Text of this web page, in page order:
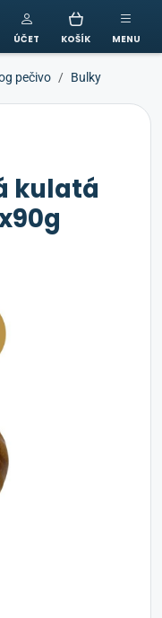
ÚČET KOŠÍK MENU
pečivo Bulky
kulatá